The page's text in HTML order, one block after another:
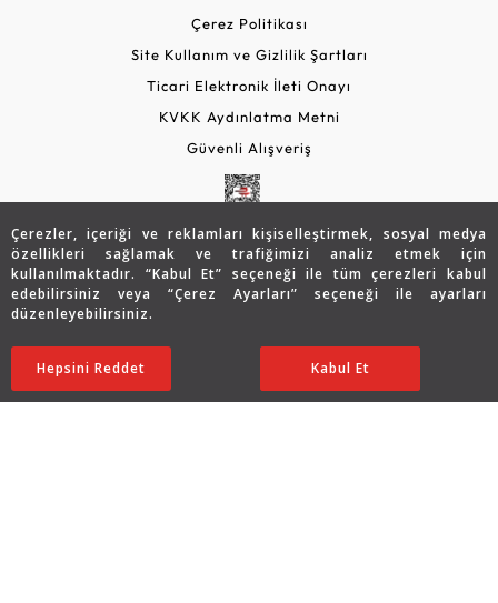
Çerezler, içeriği ve reklamları kişiselleştirmek, sosyal medya
özellikleri sağlamak ve trafiğimizi analiz etmek için
kullanılmaktadır. “Kabul Et” seçeneği ile tüm çerezleri kabul
edebilirsiniz veya “Çerez Ayarları” seçeneği ile ayarları
düzenleyebilirsiniz.
Ayarları Düzenle
Hepsini Reddet Kabul Et
43.119 TL
21.560TL SATIN ALIN
Çerez Politikası
Site Kullanım ve Gizlilik Şartları
Ticari Elektronik İleti Onayı
KVKK Aydınlatma Metni
Güvenli Alışveriş
Copyright © 2026 Assos Pırlanta - Bu sitenin tüm hakları